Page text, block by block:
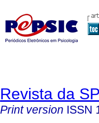
Revista da
Print version ISSN